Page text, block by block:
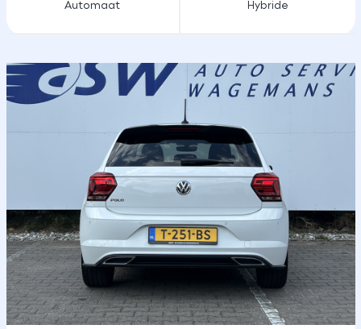
Automaat Hybride